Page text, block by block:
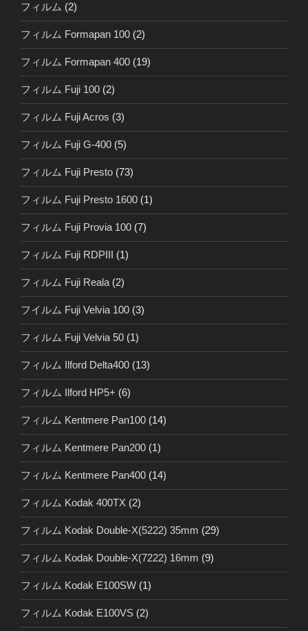
フィルム (2)
フィルム Formapan 100 (2)
フィルム Formapan 400 (19)
フィルム Fuji 100 (2)
フィルム Fuji Acros (3)
フィルム Fuji G-400 (5)
フィルム Fuji Presto (73)
フィルム Fuji Presto 1600 (1)
フィルム Fuji Provia 100 (7)
フィルム Fuji RDPIII (1)
フィルム Fuji Reala (2)
フイルム Fuji Velvia 100 (3)
フィルム Fuji Velvia 50 (1)
フィルム Ilford Delta400 (13)
フィルム Ilford HP5+ (6)
フィルム Kentmere Pan100 (14)
フィルム Kentmere Pan200 (1)
フィルム Kentmere Pan400 (14)
フィルム Kodak 400TX (2)
フィルム Kodak Double-X(5222) 35mm (29)
フィルム Kodak Double-X(7222) 16mm (9)
フィルム Kodak E100SW (1)
フィルム Kodak E100VS (2)